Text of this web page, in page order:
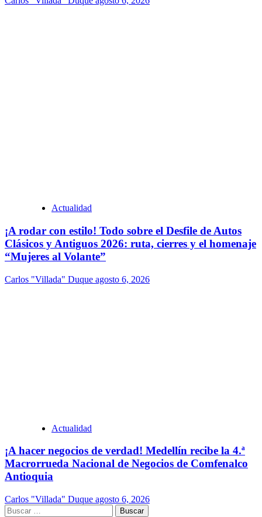
Actualidad
¡A rodar con estilo! Todo sobre el Desfile de Autos
Clásicos y Antiguos 2026: ruta, cierres y el homenaje
“Mujeres al Volante”
Carlos "Villada" Duque agosto 6, 2026
Actualidad
¡A hacer negocios de verdad! Medellín recibe la 4.ª
Macrorrueda Nacional de Negocios de Comfenalco
Antioquia
Carlos "Villada" Duque agosto 6, 2026
Buscar: